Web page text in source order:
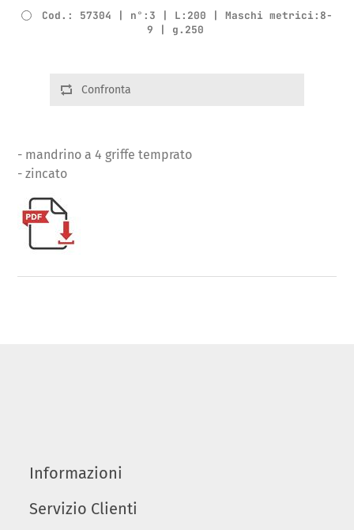
Cod.: 57304 | n°:3 | L:200 | Maschi metrici:8-
9 | g.250
Confronta
- mandrino a 4 griffe temprato
- zincato
Informazioni
Servizio Clienti